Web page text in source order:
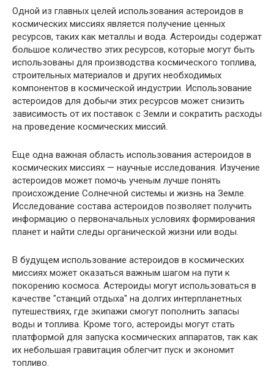
Одной из главных целей использования астероидов в
космических миссиях является получение ценных
ресурсов, таких как металлы и вода. Астероиды содержат
большое количество этих ресурсов, которые могут быть
использованы для производства космического топлива,
строительных материалов и других необходимых
компонентов в космической индустрии. Использование
астероидов для добычи этих ресурсов может снизить
зависимость от их поставок с Земли и сократить расходы
на проведение космических миссий.
Еще одна важная область использования астероидов в
космических миссиях — научные исследования. Изучение
астероидов может помочь ученым лучше понять
происхождение Солнечной системы и жизнь на Земле.
Исследование состава астероидов позволяет получить
информацию о первоначальных условиях формирования
планет и найти следы органической жизни или воды.
В будущем использование астероидов в космических
миссиях может оказаться важным шагом на пути к
покорению космоса. Астероиды могут использоваться в
качестве "станций отдыха" на долгих интерпланетных
путешествиях, где экипажи смогут пополнить запасы
воды и топлива. Кроме того, астероиды могут стать
платформой для запуска космических аппаратов, так как
их небольшая гравитация облегчит пуск и экономит
топливо.